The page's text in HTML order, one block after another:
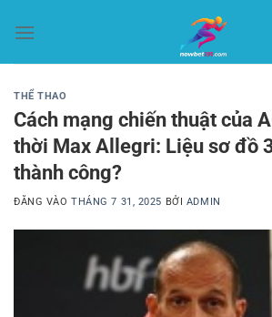
qua
THỂ THAO
Cách mạng chiến thuật của
thời Max Allegri: Liệu sơ đồ
thành công?
ĐĂNG VÀOTHÁNG 7 31, 2025 BỞI ADMIN